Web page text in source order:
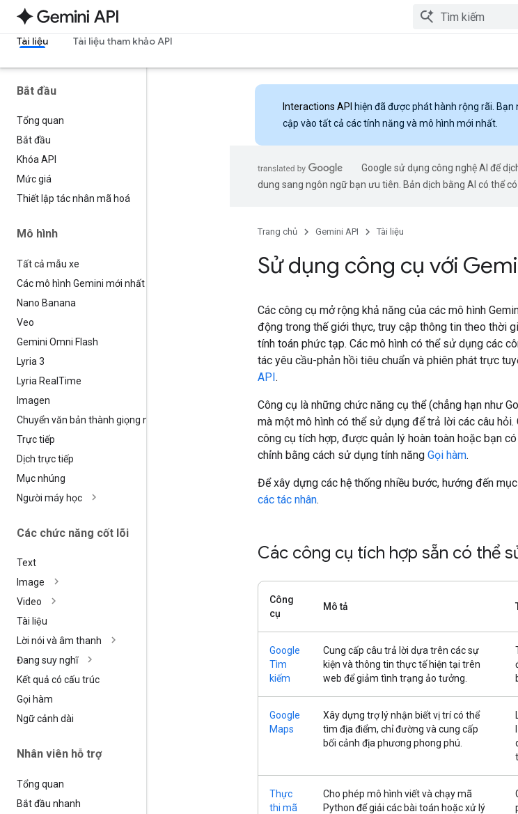
Tài liệu Tài liệu tham khảo API
Bắt đầu
Tổng quan
Bắt đầu
Khóa API
Mức giá
Thiết lập tác nhân mã hoá
Mô hình
Tất cả mẫu xe
Các mô hình Gemini mới nhất
Nano Banana
Veo
Gemini Omni Flash
Lyria 3
Lyria Real Time
Imagen
Chuyển văn bản thành giọng nói
Trực tiếp
Dịch trực tiếp
Mục nhúng
Người máy học
Các chức năng cốt lõi
Text
Image
Video
Tài liệu
Lời nói và âm thanh
Đang suy nghĩ
Kết quả có cấu trúc
Gọi hàm
Ngữ cảnh dài
Nhân viên hỗ trợ
Tổng quan
Bắt đầu nhanh
Interactions API hiện đã được phát hành rộng rãi.
cập vào tất cả các tính năng và mô hình mới nhất.
Google sử dụng công nghệ AI để
dung sang ngôn ngữ bạn ưu tiên. Bản dịch bằng AI có thể có
Trang chủ Gemini API Tài liệu
Sử dụng công cụ với
Các công cụ mở rộng khả năng của các mô hình
động trong thế giới thực, truy cập thông tin theo thời
tính toán phức tạp. Các mô hình có thể sử dụng các
tác yêu cầu-phản hồi tiêu chuẩn và phiên phát trực
API.
Công cụ là những chức năng cụ thể (chẳng hạn như
mà một mô hình có thể sử dụng để trả lời các câu
công cụ tích hợp, được quản lý hoàn toàn hoặc bạn
chỉnh bằng cách sử dụng tính năng Gọi hàm.
Để xây dựng các hệ thống nhiều bước, hướng đến
các tác nhân.
Các công cụ tích hợp sẵn có thể
Công
cụ
Mô tả
Google
Tìm
kiếm
Cung cấp câu trả lời dựa trên các sự
kiện và thông tin thực tế hiện tại trên
web để giảm tình trạng ảo tưởng.
Google
Maps
Xây dựng trợ lý nhận biết vị trí có thể
tìm địa điểm, chỉ đường và cung cấp
bối cảnh địa phương phong phú.
Thực
thi mã
Cho phép mô hình viết và chạy mã
Python để giải các bài toán hoặc xử lý